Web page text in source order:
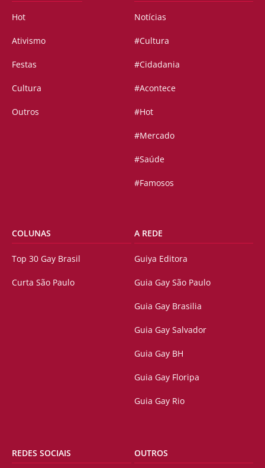
Hot
Ativismo
Festas
Cultura
Outros
Notícias
#Cultura
#Cidadania
#Acontece
#Hot
#Mercado
#Saúde
#Famosos
COLUNAS
Top 30 Gay Brasil
Curta São Paulo
A REDE
Guiya Editora
Guia Gay São Paulo
Guia Gay Brasilia
Guia Gay Salvador
Guia Gay BH
Guia Gay Floripa
Guia Gay Rio
REDES SOCIAIS OUTROS